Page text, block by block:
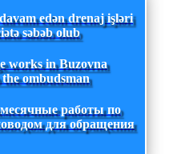
edən drenaj işləri
səbəb olub
works in Buzovna
ombudsman
работы по
для обращения